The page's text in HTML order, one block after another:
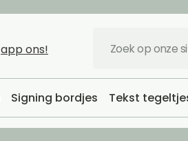
app ons!
Signing bordjes Tekst